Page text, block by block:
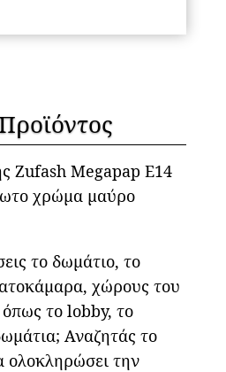
Zufash Megapap E14
χρώμα μαύρο
το δωμάτιο, το
χώρους του
όπως το lobby, το
Αναζητάς το
ολοκληρώσει την